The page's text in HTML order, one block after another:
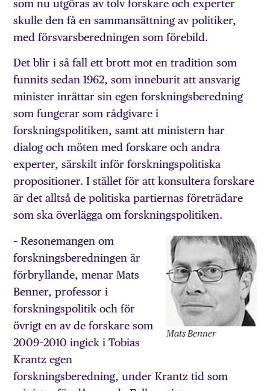
som nu utgöras av tolv forskare och experter
skulle den få en sammansättning av politiker,
med försvarsberedningen som förebild.
Det blir i så fall ett brott mot en tradition som
funnits sedan 1962, som inneburit att ansvarig
minister inrättar sin egen forskningsberedning
som fungerar som rådgivare i
forskningspolitiken, samt att ministern har
dialog och möten med forskare och andra
experter, särskilt inför forskningspolitiska
propositioner. I stället för att konsultera forskare
är det alltså de politiska partiernas företrädare
som ska överlägga om forskningspolitiken.
Mats Benner
– Resonemangen om
forskningsberedningen är
förbryllande, menar Mats
Benner, professor i
forskningspolitik och för
övrigt en av de forskare som
2009–2010 ingick i Tobias
Krantz egen
forskningsberedning, under Krantz tid som